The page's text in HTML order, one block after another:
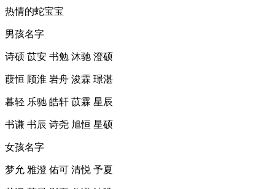
热情的蛇宝宝
男孩名字
诗硕 苡安 书勉 沐驰 澄硕
葭恒 顾淮 岩舟 浚霖 璟湛
暮轻 乐驰 皓轩 苡霖 星辰
书谦 书辰 诗尧 旭恒 星硕
女孩名字
梦允 雅澄 佑可 清悦 予夏